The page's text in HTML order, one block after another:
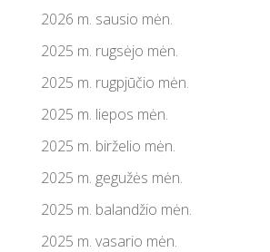
2026 m. sausio mėn.
2025 m. rugsėjo mėn.
2025 m. rugpjūčio mėn.
2025 m. liepos mėn.
2025 m. birželio mėn.
2025 m. gegužės mėn.
2025 m. balandžio mėn.
2025 m. vasario mėn.